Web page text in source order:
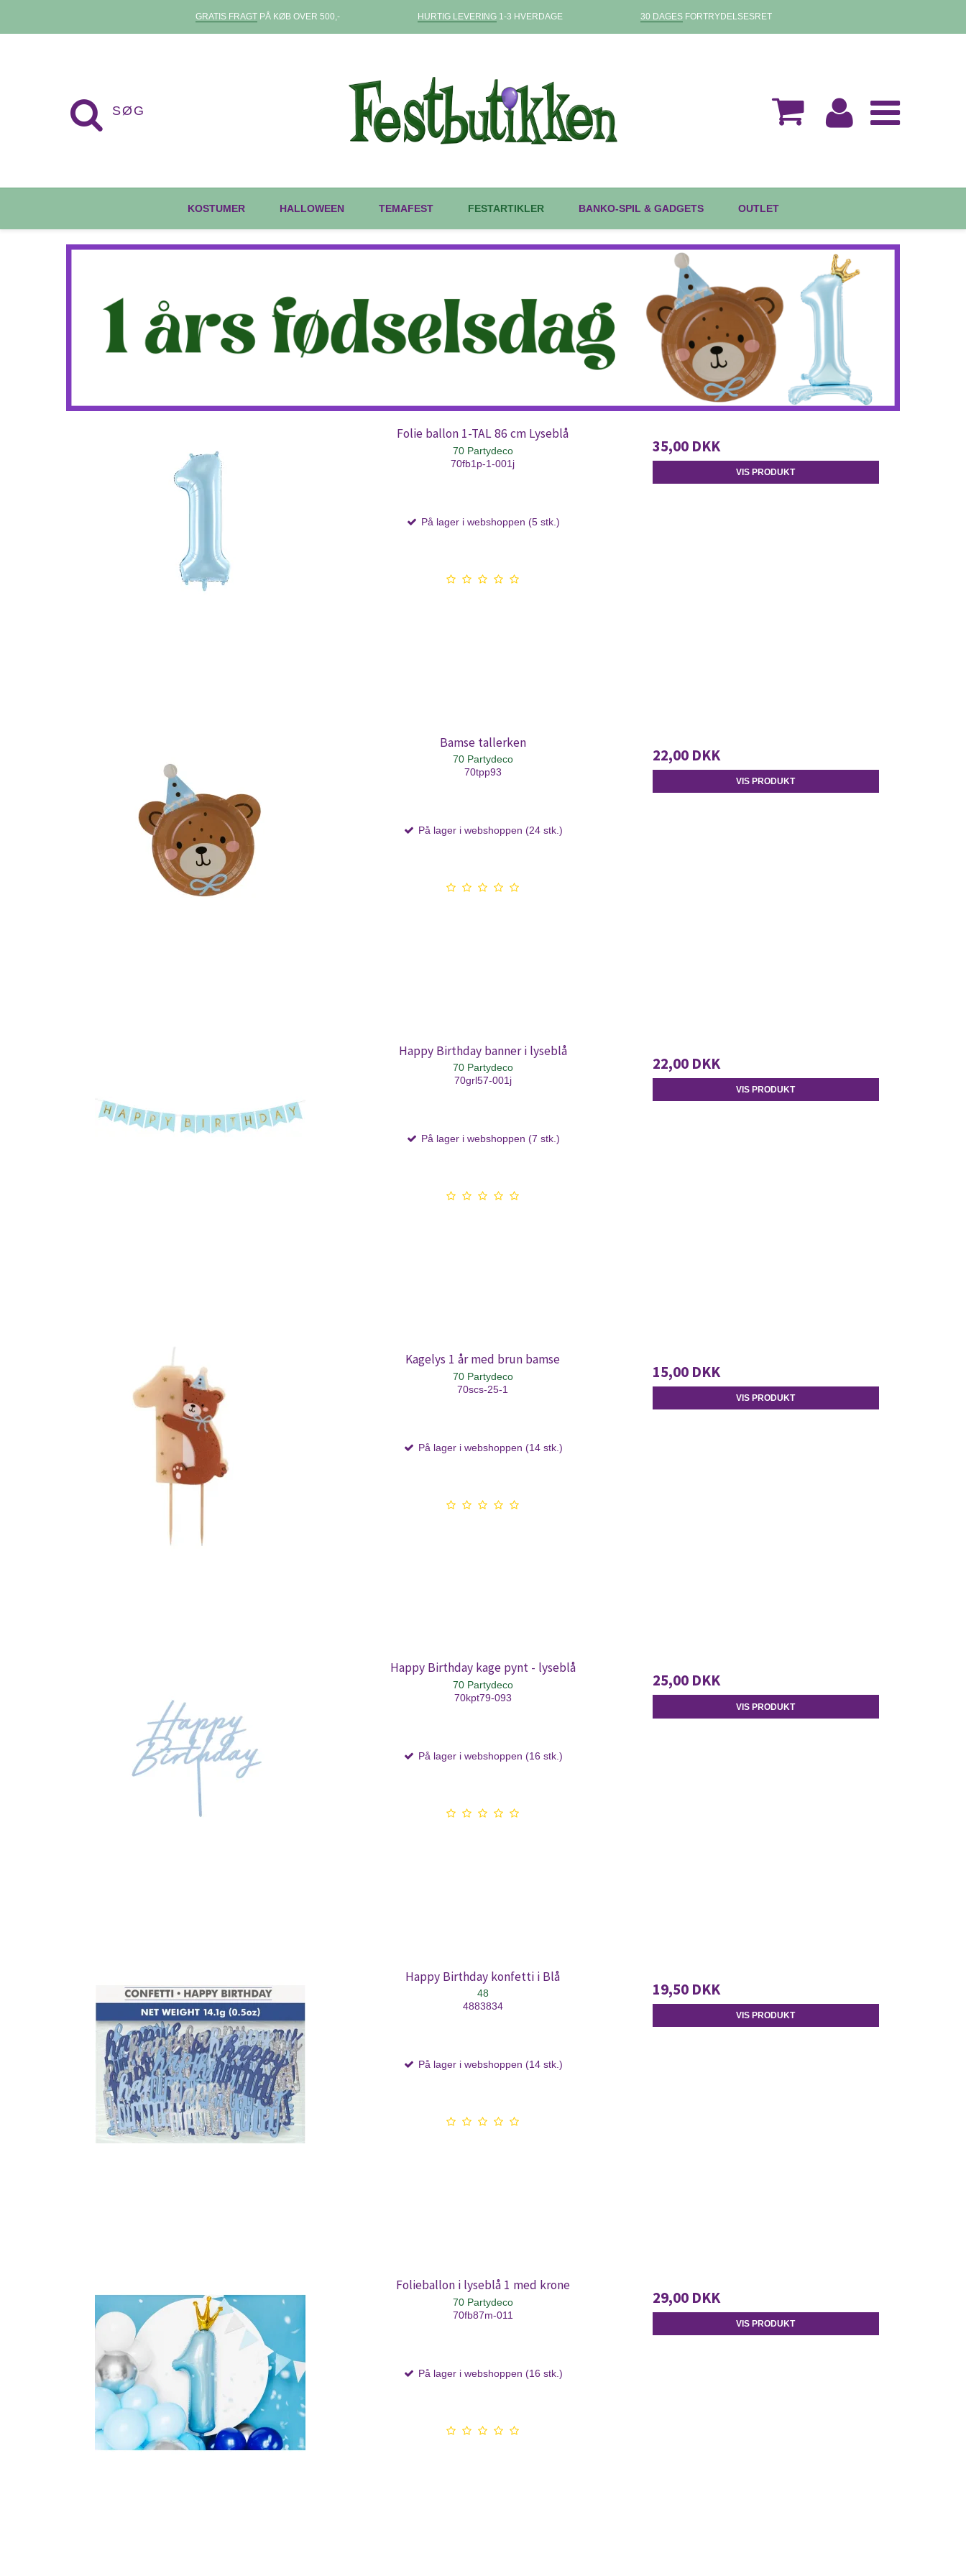
GRATIS FRAGTPÅ KØB OVER 500,- HURTIG LEVERING1-3 HVERDAGE 30 DAGESFORTRYDELSESRET
KOSTUMER HALLOWEEN TEMAFEST FESTARTIKLER BANKO-SPIL & GADGETS OUTLET
Folie ballon 1-TAL 86 cm Lyseblå
70 Partydeco
70fb1p-1-001j
På lager i webshoppen (5 stk.)
35,00 DKK
VIS PRODUKT
Bamse tallerken
70 Partydeco
70tpp93
På lager i webshoppen (24 stk.)
22,00 DKK
VIS PRODUKT
Happy Birthday banner i lyseblå
70 Partydeco
70grl57-001j
På lager i webshoppen (7 stk.)
22,00 DKK
VIS PRODUKT
Kagelys 1 år med brun bamse
70 Partydeco
70scs-25-1
På lager i webshoppen (14 stk.)
15,00 DKK
VIS PRODUKT
Happy Birthday kage pynt - lyseblå
70 Partydeco
70kpt79-093
På lager i webshoppen (16 stk.)
25,00 DKK
VIS PRODUKT
Happy Birthday konfetti i Blå
48
4883834
På lager i webshoppen (14 stk.)
19,50 DKK
VIS PRODUKT
Folieballon i lyseblå 1 med krone
70 Partydeco
70fb87m-011
På lager i webshoppen (16 stk.)
29,00 DKK
VIS PRODUKT